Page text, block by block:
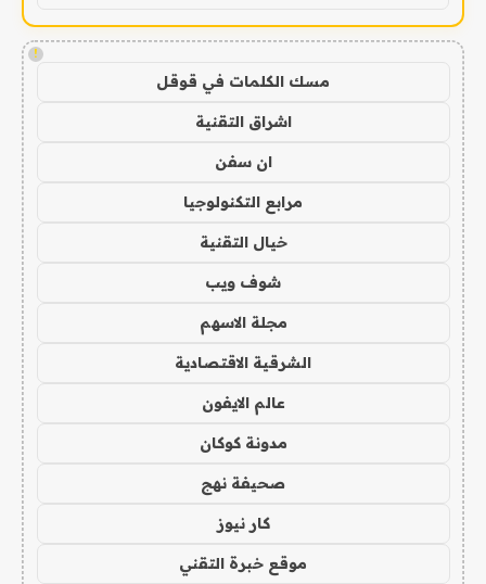
!
مسك الكلمات في قوقل
اشراق التقنية
ان سفن
مرابع التكنولوجيا
خيال التقنية
شوف ويب
مجلة الاسهم
الشرقية الاقتصادية
عالم الايفون
مدونة كوكان
صحيفة نهج
كار نيوز
موقع خبرة التقني